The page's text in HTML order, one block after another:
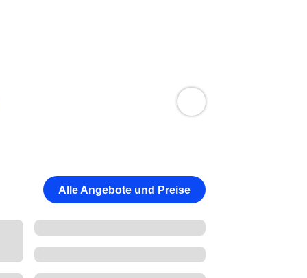
Alle Angebote und Preise